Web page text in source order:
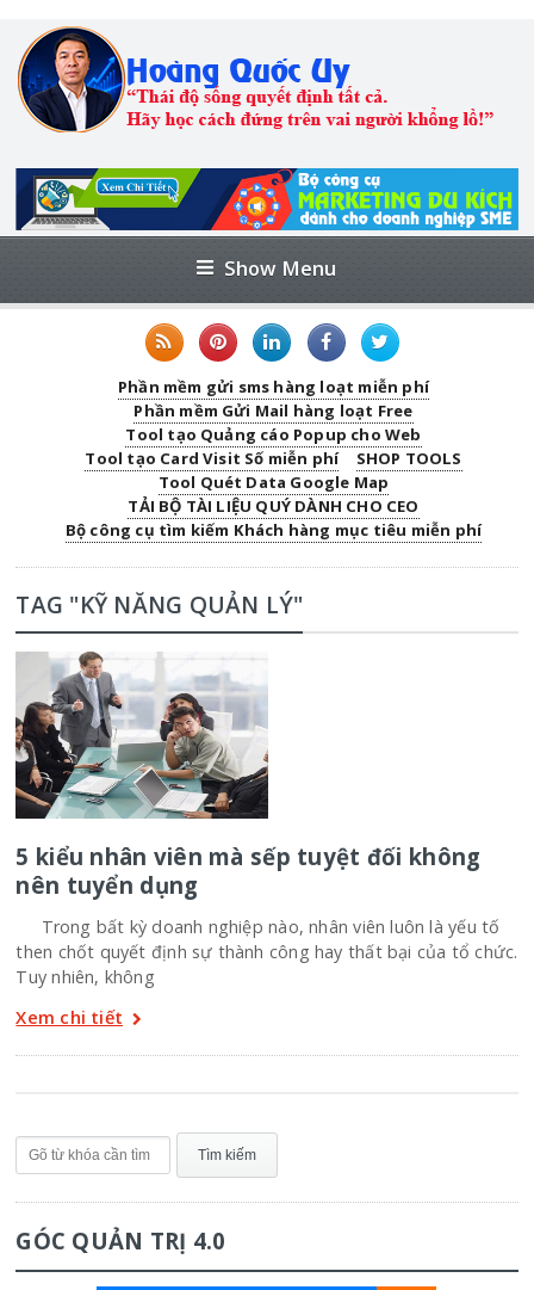
Show Menu
Phần mềm gửi sms hàng loạt miễn phí
Phần mềm Gửi Mail hàng loạt Free
Tool tạo Quảng cáo Popup cho Web
Tool tạo Card Visit Số miễn phí
SHOP TOOLS
Tool Quét Data Google Map
TẢI BỘ TÀI LIỆU QUÝ DÀNH CHO CEO
Bộ công cụ tìm kiếm Khách hàng mục tiêu miễn phí
TAG "KỸ NĂNG QUẢN LÝ"
5 kiểu nhân viên mà sếp tuyệt đối không
nên tuyển dụng
Trong bất kỳ doanh nghiệp nào, nhân viên luôn là yếu tố
then chốt quyết định sự thành công hay thất bại của tổ chức.
Tuy nhiên, không
Xem chi tiết
GÓC QUẢN TRỊ 4.0